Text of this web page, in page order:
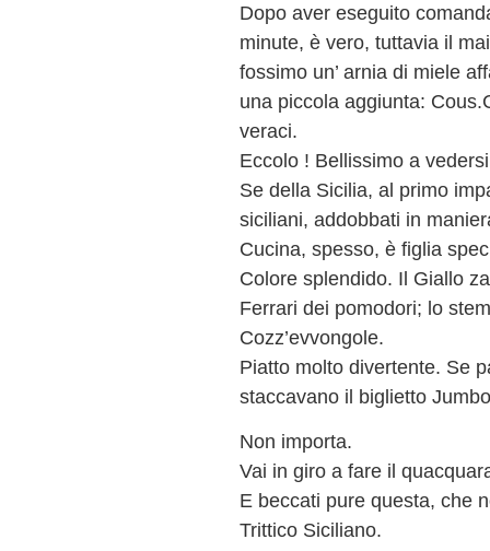
Dopo aver eseguito
minute, è vero, tuttavia il
fossimo un’ arnia di miele
una piccola aggiunta:
veraci.
Eccolo ! Bellissimo a
Se della Sicilia, al primo
siciliani, addobbati in
Cucina, spesso, è figlia
Colore splendido. Il Giallo
Ferrari dei pomodori; lo
Cozz’evvongole.
Piatto molto divertente. Se
staccavano il biglietto
Non importa.
Vai in giro a fare il
E beccati pure questa, che
Trittico Siciliano.